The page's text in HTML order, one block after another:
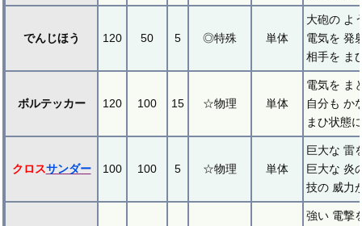
でんじほう 120 50 5 ◎特殊 単体
大砲の よ
電気を 発
相手を ま
ボルテッカー 120 100 15 ☆物理 単体
電気を ま
自分も か
まひ状態
クロスサンダー 100 100 5 ☆物理 単体
巨大な 雷
巨大な 炎
技の 威力
強い 電撃